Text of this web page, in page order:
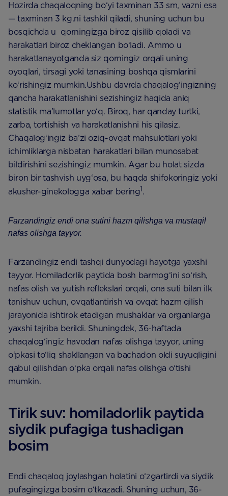
Hozirda chaqaloqning bo‘yi taxminan 33 sm, vazni esa
— taxminan 3 kg.ni tashkil qiladi, shuning uchun bu
bosqichda u qorningizga biroz qisilib qoladi va
harakatlari biroz cheklangan bo‘ladi. Ammo u
harakatlanayotganda siz qorningiz orqali uning
oyoqlari, tirsagi yoki tanasining boshqa qismlarini
ko‘rishingiz mumkin.Ushbu davrda chaqalog‘ingizning
qancha harakatlanishini sezishingiz haqida aniq
statistik ma’lumotlar yo‘q. Biroq, har qanday turtki,
zarba, tortishish va harakatlanishni his qilasiz.
Chaqalog‘ingiz ba’zi oziq-ovqat mahsulotlari yoki
ichimliklarga nisbatan harakatlari bilan munosabat
bildirishini sezishingiz mumkin. Agar bu holat sizda
biron bir tashvish uyg‘osa, bu haqda shifokoringiz yoki
akusher-ginekologga xabar bering1.
Farzandingiz endi ona sutini hazm qilishga va mustaqil
nafas olishga tayyor.
Farzandingiz endi tashqi dunyodagi hayotga yaxshi
tayyor. Homiladorlik paytida bosh barmog‘ini so‘rish,
nafas olish va yutish reflekslari orqali, ona suti bilan ilk
tanishuv uchun, ovqatlantirish va ovqat hazm qilish
jarayonida ishtirok etadigan mushaklar va organlarga
yaxshi tajriba berildi. Shuningdek, 36-haftada
chaqalog‘ingiz havodan nafas olishga tayyor, uning
o‘pkasi to‘liq shakllangan va bachadon oldi suyuqligini
qabul qilishdan o‘pka orqali nafas olishga o‘tishi
mumkin.
Tirik suv: homiladorlik paytida
siydik pufagiga tushadigan
bosim
Endi chaqaloq joylashgan holatini o‘zgartirdi va siydik
pufagingizga bosim o‘tkazadi. Shuning uchun, 36-